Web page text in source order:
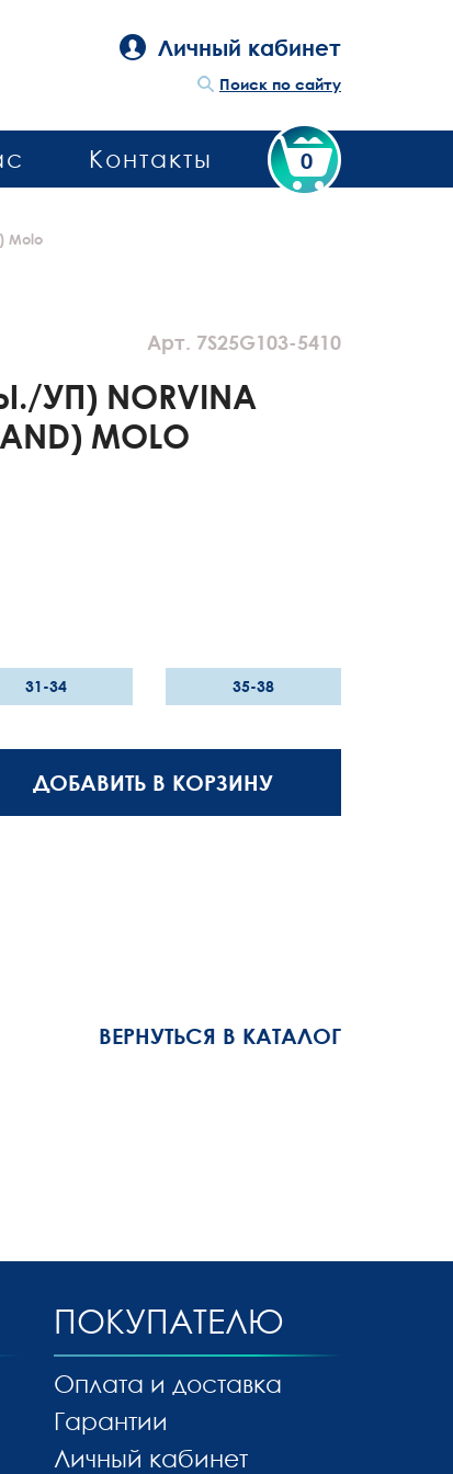
Личный кабинет
Поиск по сайту
0
Контакты
Molo
Арт. 7S25G103-5410
УП) NORVINA
MOLO
31-34 35-38
ДОБАВИТЬ В КОРЗИНУ
ВЕРНУТЬСЯ В КАТАЛОГ
ПОКУПАТЕЛЮ
Оплата и доставка
Гарантии
Личный кабинет